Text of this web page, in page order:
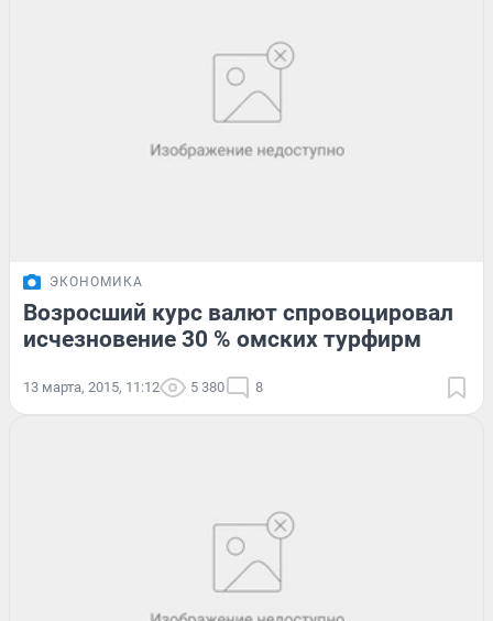
ЭКОНОМИКА
Возросший курс валют спровоцировал
исчезновение 30 % омских турфирм
13 марта, 2015, 11:12 5 380 8